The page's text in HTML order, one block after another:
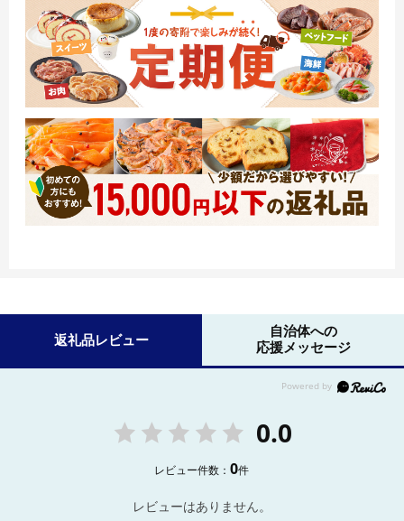
返礼品レビュー
自治体への
応援メッセージ
0.0
レビュー件数：0件
レビューはありません。